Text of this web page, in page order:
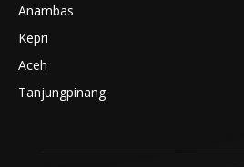
Anambas
Kepri
Aceh
Tanjungpinang